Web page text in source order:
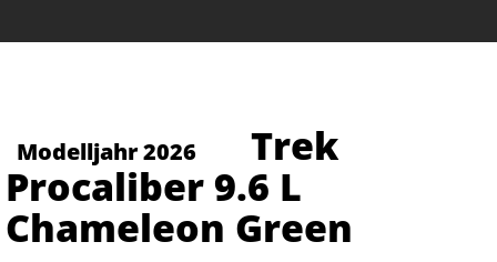
Modelljahr 2026
Trek
Procaliber 9.6 L
Chameleon Green